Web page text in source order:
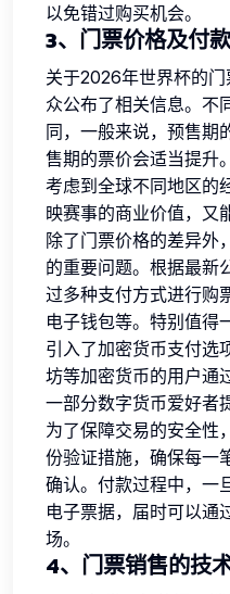
以免错过购买机会。
3、门票价格及付
关于2026年世界杯的
众公布了相关信息。不
同，一般来说，预售期
售期的票价会适当提升
考虑到全球不同地区的
映赛事的商业价值，又
除了门票价格的差异外
的重要问题。根据最新
过多种支付方式进行购
电子钱包等。特别值得
引入了加密货币支付选
坊等加密货币的用户通
一部分数字货币爱好者
为了保障交易的安全性
份验证措施，确保每一
确认。付款过程中，一
电子票据，届时可以通
场。
4、门票销售的技